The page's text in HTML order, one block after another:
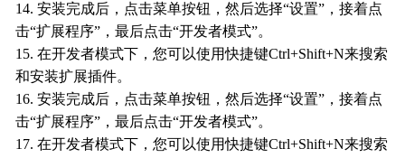
14. 安装完成后，点击菜单按钮，然后选择“设置”，接着点
击“扩展程序”，最后点击“开发者模式”。
15. 在开发者模式下，您可以使用快捷键Ctrl+Shift+N来搜索
和安装扩展插件。
16. 安装完成后，点击菜单按钮，然后选择“设置”，接着点
击“扩展程序”，最后点击“开发者模式”。
17. 在开发者模式下，您可以使用快捷键Ctrl+Shift+N来搜索